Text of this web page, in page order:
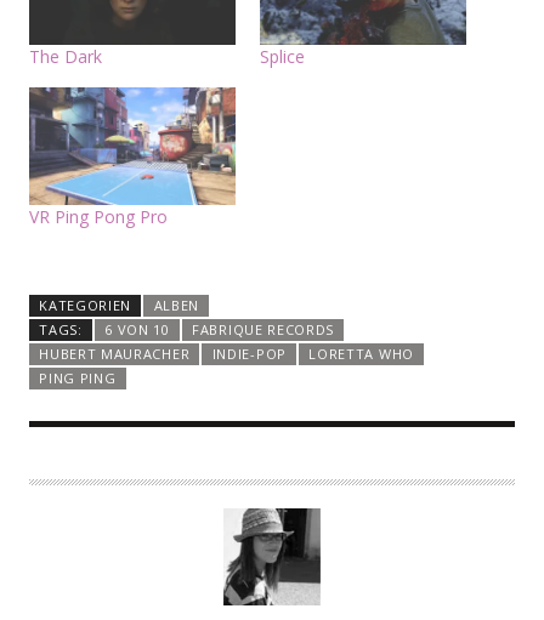
The Dark Splice
VR Ping Pong Pro
KATEGORIEN
ALBEN
TAGS:
6 VON 10
FABRIQUE RECORDS
HUBERT MAURACHER
INDIE-POP
LORETTA WHO
PING PING